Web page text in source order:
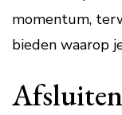
momentum,
bieden waarop